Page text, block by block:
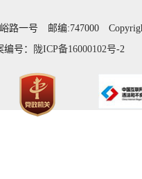
路一号 邮编:747000
号：
陇ICP备16000102号-2